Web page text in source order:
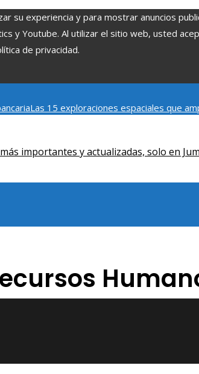
su experiencia y para mostrar anuncios
y Youtube. Al utilizar el sitio web, usted
de privacidad.
Las 15 exploraciones espaciales que
importantes y actualizadas, solo en